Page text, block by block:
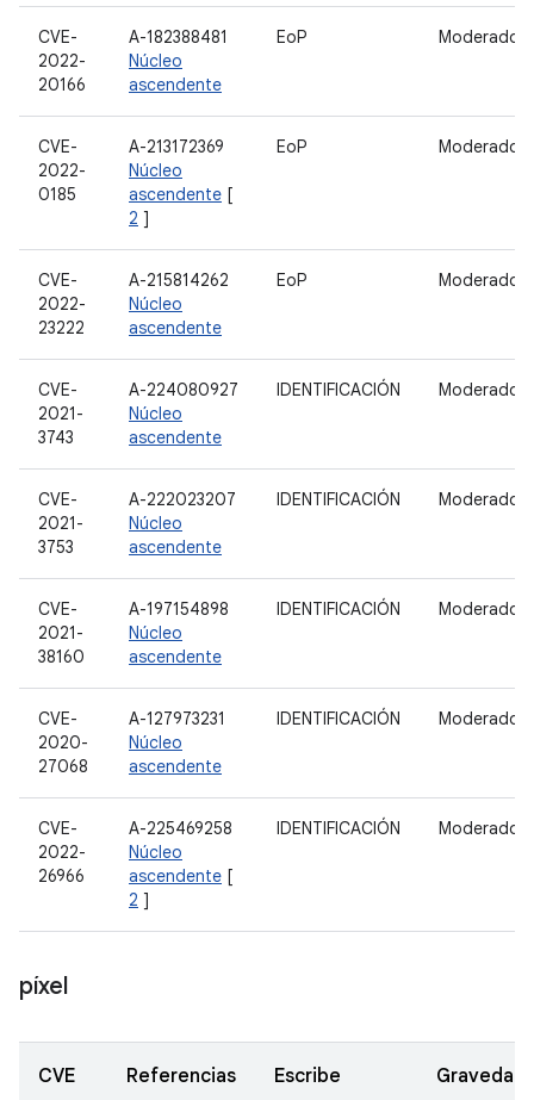
CVE-
2022-
20166
A-182388481
Núcleo
ascendente
EoP Moderado
CVE-
2022-
0185
A-213172369
Núcleo
ascendente [
2 ]
EoP Moderado
CVE-
2022-
23222
A-215814262
Núcleo
ascendente
EoP Moderado
CVE-
2021-
3743
A-224080927
Núcleo
ascendente
IDENTIFICACIÓN Moderado
CVE-
2021-
3753
A-222023207
Núcleo
ascendente
IDENTIFICACIÓN Moderado
CVE-
2021-
38160
A-197154898
Núcleo
ascendente
IDENTIFICACIÓN Moderado
CVE-
2020-
27068
A-127973231
Núcleo
ascendente
IDENTIFICACIÓN Moderado
CVE-
2022-
26966
A-225469258
Núcleo
ascendente [
2 ]
IDENTIFICACIÓN Moderado
píxel
CVE Referencias Escribe Gravedad